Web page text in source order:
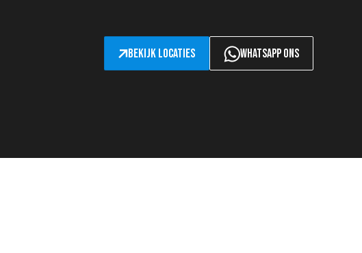
Bekijk locaties Whatsapp ons